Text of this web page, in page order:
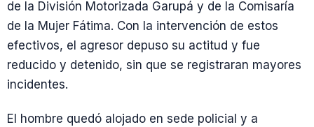
de la División Motorizada Garupá y de la Comisaría
de la Mujer Fátima. Con la intervención de estos
efectivos, el agresor depuso su actitud y fue
reducido y detenido, sin que se registraran mayores
incidentes.
El hombre quedó alojado en sede policial y a